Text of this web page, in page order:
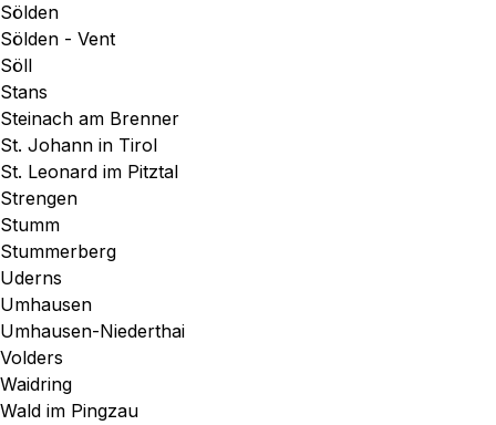
Sölden
Sölden - Vent
Söll
Stans
Steinach am Brenner
St. Johann in Tirol
St. Leonard im Pitztal
Strengen
Stumm
Stummerberg
Uderns
Umhausen
Umhausen-Niederthai
Volders
Waidring
Wald im Pingzau